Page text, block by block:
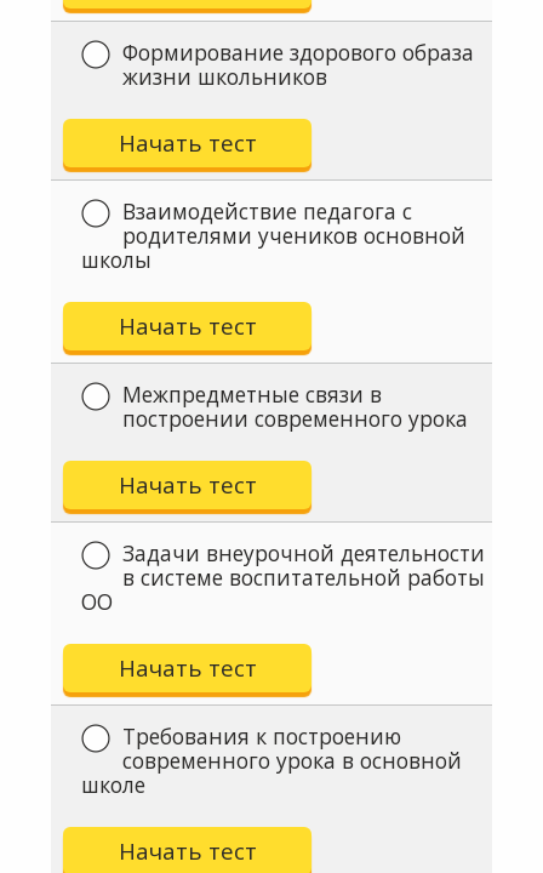
Формирование здорового образа
жизни школьников
Начать тест
Взаимодействие педагога с
родителями учеников основной
школы
Начать тест
Межпредметные связи в
построении современного урока
Начать тест
Задачи внеурочной деятельности
в системе воспитательной работы
ОО
Начать тест
Требования к построению
современного урока в основной
школе
Начать тест